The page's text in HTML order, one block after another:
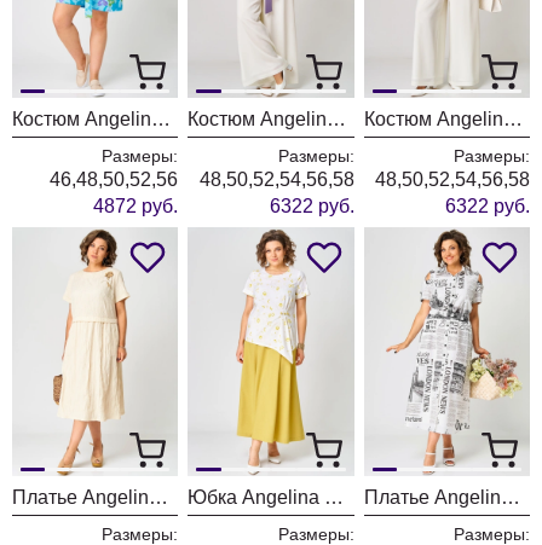
Костюм Angelina & Company 1247
Размеры:
46,48,50,52,56
4872 руб.
Костюм Angelina & Company 1246
Размеры:
48,50,52,54,56,58
6322 руб.
Костюм Angelina & Company 1244
Размеры:
48,50,52,54,56,58
6322 руб.
Платье Angelina & Company 1242
Размеры:
Юбка Angelina & Company 1241
Размеры:
Платье Angelina & Company 1240
Размеры: